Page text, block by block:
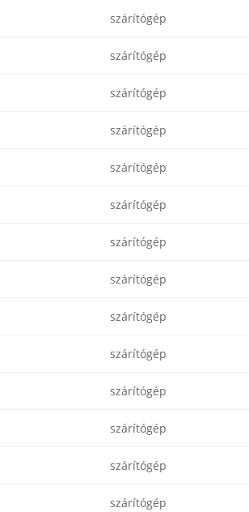
szárítógép
szárítógép
szárítógép
szárítógép
szárítógép
szárítógép
szárítógép
szárítógép
szárítógép
szárítógép
szárítógép
szárítógép
szárítógép
szárítógép